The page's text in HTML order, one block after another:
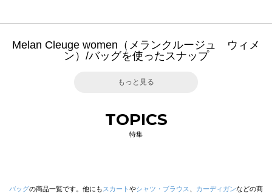
Melan Cleuge women（メランクルージュ ウィメ
ン）/バッグを使ったスナップ
もっと見る
TOPICS
特集
バッグの商品一覧です。他にも スカート やシャツ・ブラウス カーディガンなどの商